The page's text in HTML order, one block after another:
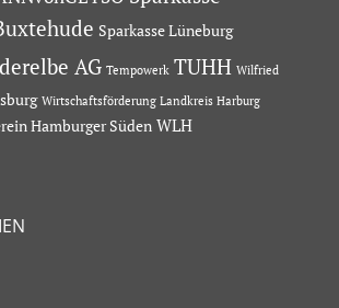
Sparkasse Lüneburg
AG Tempowerk TUHH Wilfried
Wirtschaftsförderung Landkreis Harburg
Hamburger Süden WLH